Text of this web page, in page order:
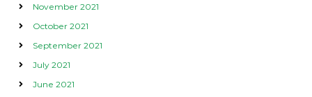
November 2021
October 2021
September 2021
July 2021
June 2021